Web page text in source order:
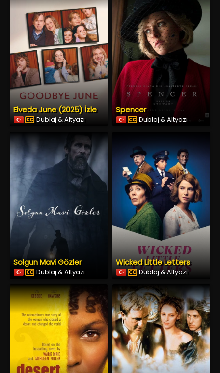
Elveda June (2025) İzle
Dublaj & Altyazı
Spencer
Dublaj & Altyazı
Solgun Mavi Gözler
Dublaj & Altyazı
Wicked Little Letters
Dublaj & Altyazı